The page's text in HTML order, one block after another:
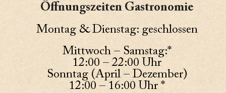
Öffnungszeiten Gastronomie
Montag & Dienstag: geschlossen
Mittwoch – Samstag:*
12:00 – 22:00 Uhr
Sonntag (April – Dezember)
12:00 – 16:00 Uhr *